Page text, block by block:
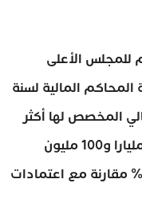
للمجلس الأعلى
المالية لسنة
المخصص لها أكثر
من 76 مليار درهم، أي ما يعادل 76 مليارا و100 مليون
سنتيم، مسجلاً زيادة تقدر بحوالي 19% مقارنة مع اعتمادات